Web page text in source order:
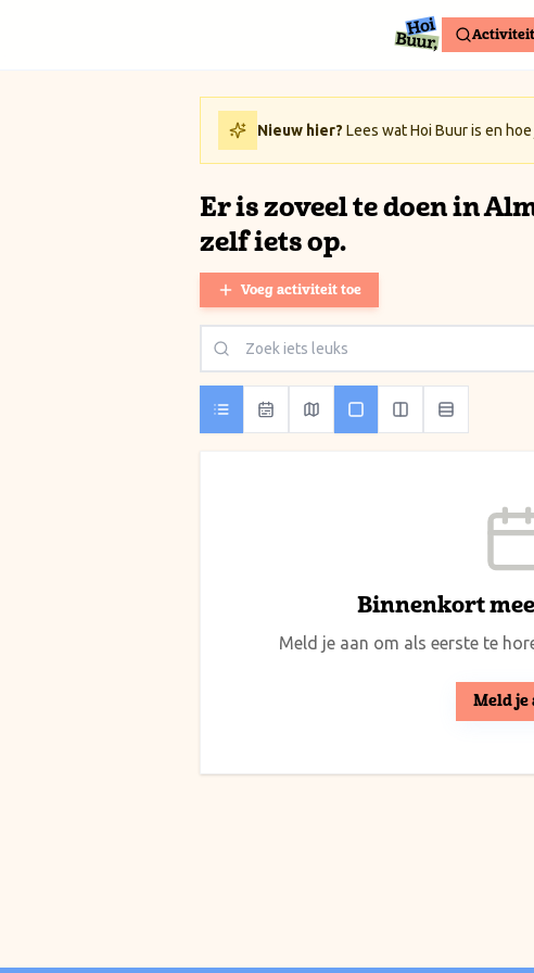
Nieuw hier? Lees wat Hoi Buur is en
Er is zoveel te doen in
zelf iets op.
Voeg activiteit toe
Binnenkort
Meld je aan om als eerste te
Meld je